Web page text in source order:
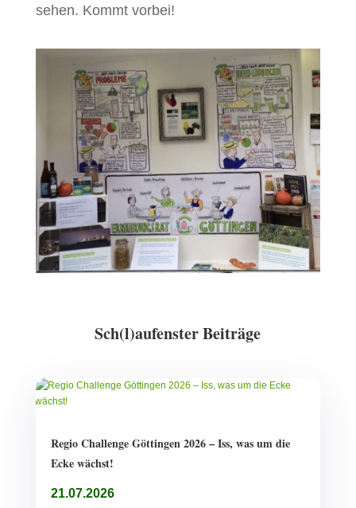
sehen. Kommt vorbei!
Sch(l)aufenster Beiträge
Regio Challenge Göttingen 2026 – Iss, was um die
Ecke wächst!
21.07.2026